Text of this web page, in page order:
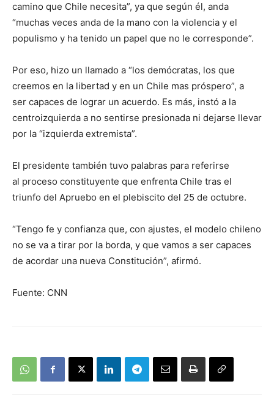
camino que Chile necesita”, ya que según él, anda
“muchas veces anda de la mano con la violencia y el
populismo y ha tenido un papel que no le corresponde”.
Por eso, hizo un llamado a “los demócratas, los que
creemos en la libertad y en un Chile mas próspero”, a
ser capaces de lograr un acuerdo. Es más, instó a la
centroizquierda a no sentirse presionada ni dejarse llevar
por la “izquierda extremista”.
El presidente también tuvo palabras para referirse
al proceso constituyente que enfrenta Chile tras el
triunfo del Apruebo en el plebiscito del 25 de octubre.
“Tengo fe y confianza que, con ajustes, el modelo chileno
no se va a tirar por la borda, y que vamos a ser capaces
de acordar una nueva Constitución”, afirmó.
Fuente: CNN